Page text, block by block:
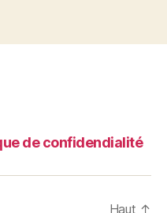
de confidendialité
Haut ↑